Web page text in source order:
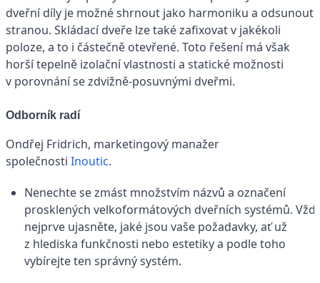
dveřní díly je možné shrnout jako harmoniku a odsunout
stranou. Skládací dveře lze také zafixovat v jakékoli
poloze, a to i částečně otevřené. Toto řešení má však
horší tepelně izolační vlastnosti a statické možnosti
v porovnání se zdvižně-posuvnými dveřmi.
Odborník radí
Ondřej Fridrich, marketingový manažer
společnosti Inoutic.
Nenechte se zmást množstvím názvů a označení
prosklených velkoformátových dveřních systémů.
nejprve ujasněte, jaké jsou vaše požadavky, ať už
z hlediska funkčnosti nebo estetiky a podle toho
vybírejte ten správný systém.